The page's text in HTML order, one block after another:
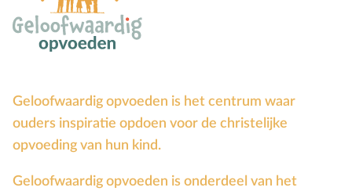
Geloofwaardig opvoeden is het centrum waar
ouders inspiratie opdoen voor de christelijke
opvoeding van hun kind.
Geloofwaardig opvoeden is onderdeel van het